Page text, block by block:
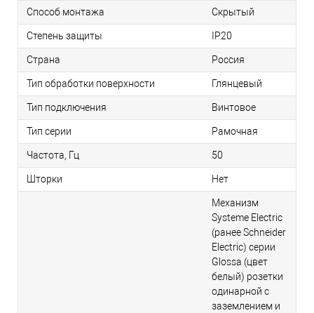
Способ монтажа Скрытый
Степень защиты IP20
Страна Россия
Тип обработки поверхности Глянцевый
Тип подключения Винтовое
Тип серии Рамочная
Частота, Гц 50
Шторки Нет
Механизм
Systeme Electric
(ранее Schneider
Electric) серии
Glossa (цвет
белый) розетки
одинарной с
заземлением и